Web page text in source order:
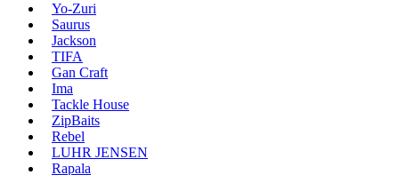
Yo-Zuri
Saurus
Jackson
TIFA
Gan Craft
Ima
Tackle House
ZipBaits
Rebel
LUHR JENSEN
Rapala